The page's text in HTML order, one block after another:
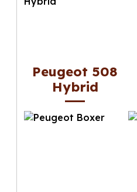
Peugeot 508
Hybrid